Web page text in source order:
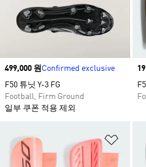
Price
499,000 원Confirmed exclusive
F50 튜닛 Y-3 FG
Football, Firm Ground
일부 쿠폰 적용 제외
위시